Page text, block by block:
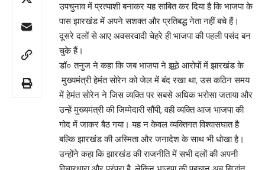
उपचुनाव में प्रत्याशी बनाकर यह साबित कर दिया है कि भाजपा के
पास झारखंड में अपने सशक्त और प्रतिबद्ध नेता नहीं बचे हैं।
दूसरे दलों से आए अवसरवादी चेहरे ही भाजपा की पहली पसंद बन
चुके हैं।
डॉ० तनुज ने कहा कि जब भाजपा ने झूठे आरोपों में झारखंड के
मुख्यमंत्री हेमंत सोरेन को जेल में बंद रखा था, उस कठिन समय
में हेमंत सोरेन ने जिस व्यक्ति पर सबसे अधिक भरोसा जताया और
उन्हें मुख्यमंत्री की जिम्मेदारी सौंपी, वही व्यक्ति आज भाजपा की
गोद में जाकर बैठ गया। यह न केवल व्यक्तिगत विश्वासघात है
बल्कि झारखंड की अस्मिता और जनादेश के साथ भी धोखा है।
उन्होंने कहा कि झारखंड की राजनीति में सभी दलों की अपनी